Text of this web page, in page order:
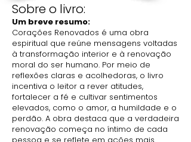
Sobre o livro:
Um breve resumo:
Corações Renovados é uma obra
espiritual que reúne mensagens voltadas
à transformação interior e à renovação
moral do ser humano. Por meio de
reflexões claras e acolhedoras, o livro
incentiva o leitor a rever atitudes,
fortalecer a fé e cultivar sentimentos
elevados, como o amor, a humildade e o
perdão. A obra destaca que a verdadeira
renovação começa no íntimo de cada